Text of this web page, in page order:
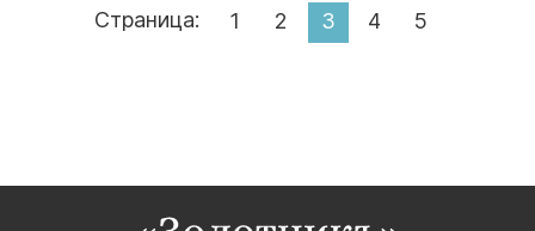
Страница: 1 2 3 4 5